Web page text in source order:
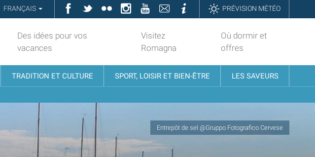
FRANÇAIS Facebook
TwitterFlickrInstagramYouTubeContattiInformazioniPRÉVISION MÉTÉO
Des idées pour vos
vacances
Visitez
Romagna
Où dormir et
offres
TRADITION ET CULTURE SPORT, LOISIR ET BIEN-ÊTRE LES SAVEURS
Entrepôt de sel @Gruppo Fotografico Cervese